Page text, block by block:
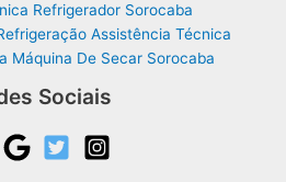
Refrigerador Sorocaba
Assistência Técnica
Máquina De Secar Sorocaba
Sociais